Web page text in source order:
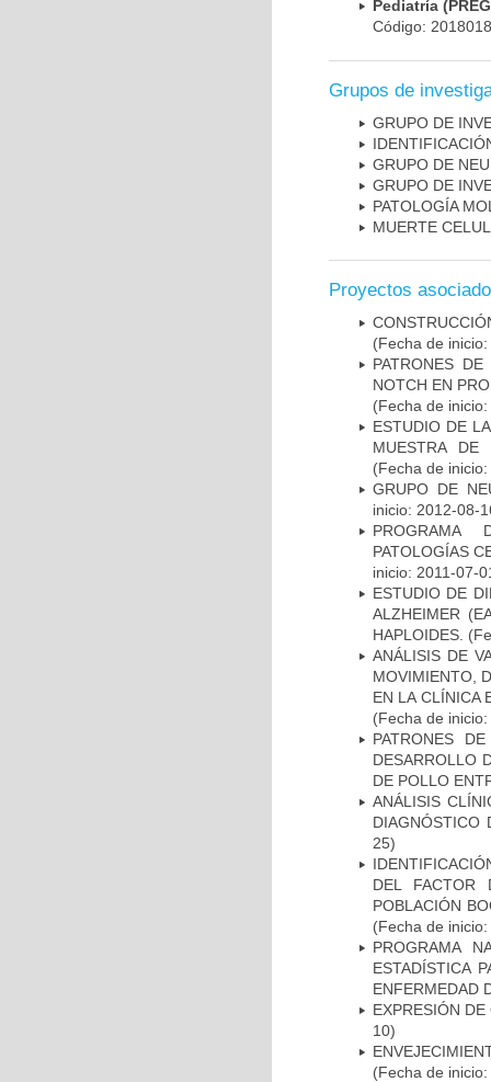
Pediatría
Código:
Grupos de
GRUPO DE
GRUPO DE
GRUPO DE
PATOLOGÍA
MUERTE
Proyectos
(Fecha de
PATRONES
NOTCH EN
(Fecha de
ESTUDIO DE
MUESTRA DE
(Fecha de
GRUPO DE
inicio: 2012-08-
PROGRAMA
PATOLOGÍAS
inicio: 2011-07-
ESTUDIO DE
ALZHEIMER
HAPLOIDES.
ANÁLISIS DE
MOVIMIENTO,
EN LA CLÍNICA
(Fecha de
PATRONES
DESARROLLO
DE POLLO
ANÁLISIS
DIAGNÓSTICO
25)
DEL FACTOR
POBLACIÓN
(Fecha de
PROGRAMA
ESTADÍSTICA
ENFERMEDAD
EXPRESIÓN
10)
(Fecha de